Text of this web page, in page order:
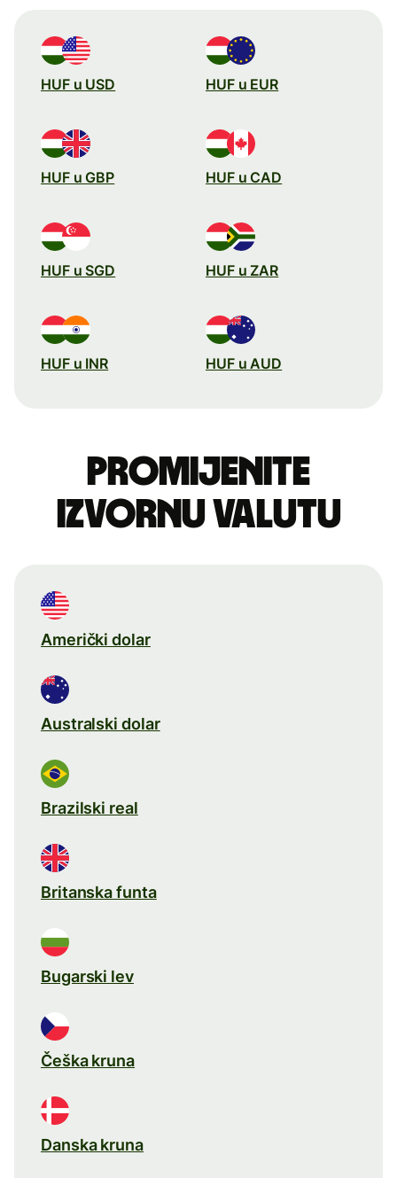
HUF u USD HUF u EUR
HUF u GBP HUF u CAD
HUF u SGD HUF u ZAR
HUF u INR HUF u AUD
Promijenite
izvornu valutu
Američki dolar
Australski dolar
Brazilski real
Britanska funta
Bugarski lev
Češka kruna
Danska kruna